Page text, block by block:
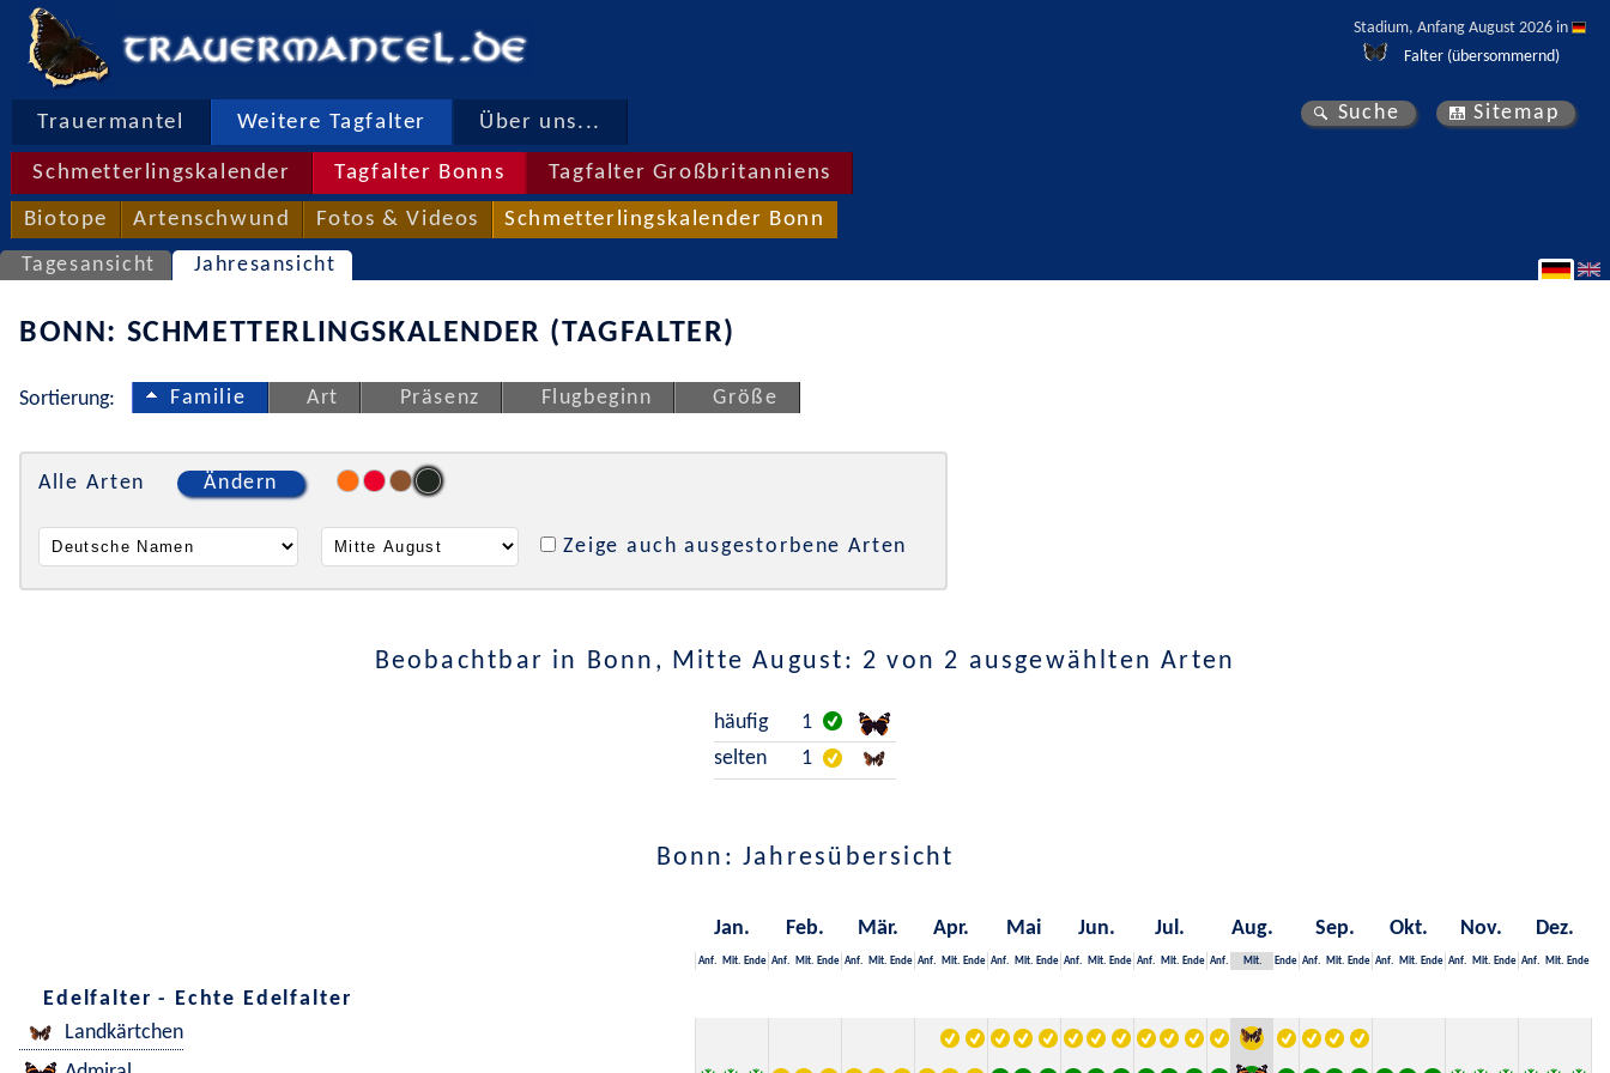
Stadium, Anfang August 2026 in
Falter (übersommernd)
Trauermantel Weitere Tagfalter Über uns...
Schmetterlingskalender Tagfalter Bonns Tagfalter Großbritanniens
Biotope Artenschwund Fotos & Videos Schmetterlingskalender Bonn
Suche Sitemap
Tagesansicht Jahresansicht
BONN: SCHMETTERLINGSKALENDER (TAGFALTER)
Sortierung: Familie Art Präsenz Flugbeginn Größe
Alle Arten Ändern
Zeige auch ausgestorbene Arten
Beobachtbar in Bonn, Mitte August: 2 von 2 ausgewählten Arten
häufig
1
selten
1
Bonn: Jahresübersicht
Jan. Feb. Mär. Apr. Mai Jun. Jul. Aug. Sep. Okt. Nov. Dez.
Anf. Mit. Ende Anf. Mit. Ende Anf. Mit. Ende Anf. Mit. Ende Anf. Mit. Ende Anf. Mit. Ende Anf. Mit. Ende Anf. Mit. Ende Anf. Mit. Ende Anf. Mit. Ende Anf. Mit. Ende Anf. Mit. Ende
Edelfalter - Echte Edelfalter
Landkärtchen